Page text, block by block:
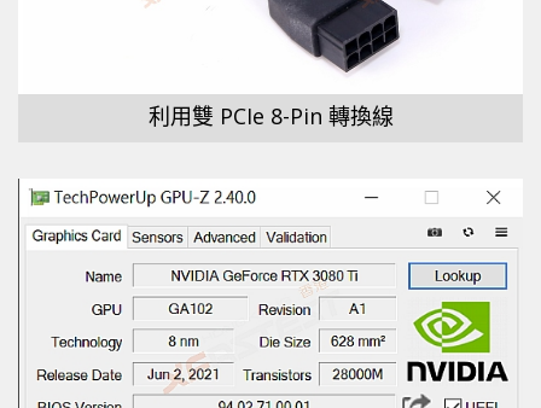
利用雙 PCIe 8-Pin 轉換線